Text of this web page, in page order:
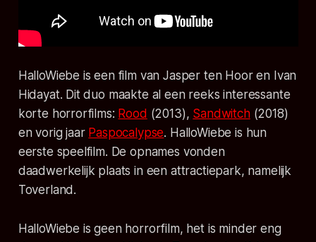
HalloWiebe is een film van Jasper ten Hoor en Ivan
Hidayat. Dit duo maakte al een reeks interessante
korte horrorfilms: Rood (2013), Sandwitch(2018)
en vorig jaar Paspocalypse. HalloWiebe is hun
eerste speelfilm. De opnames vonden
daadwerkelijk plaats in een attractiepark, namelijk
Toverland.
HalloWiebe is geen horrorfilm, het is minder eng